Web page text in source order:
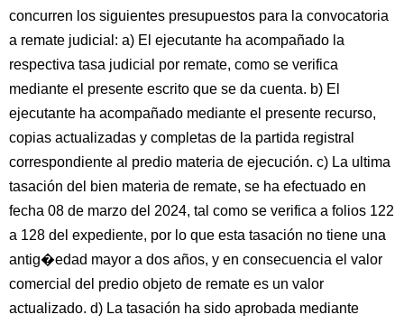
concurren los siguientes presupuestos para la convocatoria
a remate judicial: a) El ejecutante ha acompañado la
respectiva tasa judicial por remate, como se verifica
mediante el presente escrito que se da cuenta. b) El
ejecutante ha acompañado mediante el presente recurso,
copias actualizadas y completas de la partida registral
correspondiente al predio materia de ejecución. c) La ultima
tasación del bien materia de remate, se ha efectuado en
fecha 08 de marzo del 2024, tal como se verifica a folios 122
a 128 del expediente, por lo que esta tasación no tiene una
antig�edad mayor a dos años, y en consecuencia el valor
comercial del predio objeto de remate es un valor
actualizado. d) La tasación ha sido aprobada mediante